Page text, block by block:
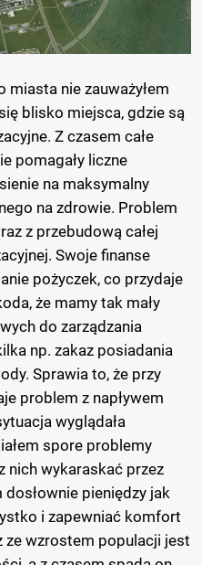
nie zauważyłem
blisko miejsca, gdzie są
Z czasem całe
pomagały liczne
na maksymalny
na zdrowie. Problem
z przebudową całej
Swoje finanse
pożyczek, co przydaje
że mamy tak mały
do zarządzania
np. zakaz posiadania
Sprawia to, że przy
problem z napływem
wyglądała
spore problemy
nich wykaraskać przez
pieniędzy jak
i zapewniać komfort
ze wzrostem populacji jest